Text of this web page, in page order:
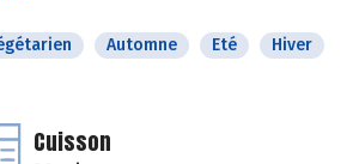
Automne Eté
Hiver
Cuisson